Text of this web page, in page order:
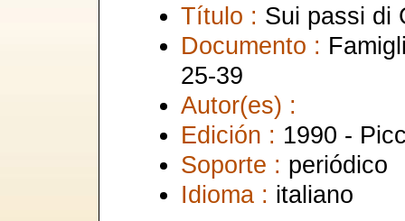
Título : Sui passi di
Documento :
25-39
Autor(es) :
Edición : 1990 -
Soporte : periódico
Idioma : italiano